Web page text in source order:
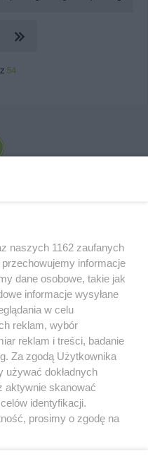
54
Serwis Informacyjny Miasta
HOSTING
FACEBOOK KONTAKT
Muzyka i kultura
Archiwum wydarzeń
naszych 1162 zaufanych
informacje
dane osobowe, takie jak
informacje wysyłane
w celu
reklam, wybór
reklam i treści, badanie
Za zgodą Użytkownika
używać dokładnych
aktywnie skanować
identyfikacji.
prosimy o zgodę na